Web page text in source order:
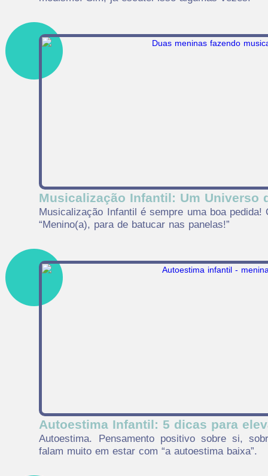
Musicalização Infantil: Um Universo
Musicalização Infantil é sempre uma boa
“Menino(a), para de batucar nas panelas!”
Autoestima Infantil: 5 dicas para
Autoestima. Pensamento positivo sobre si,
falam muito em estar com “a autoestima baixa”.